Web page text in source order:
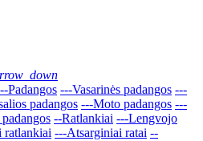
--Padangos ---Vasarinės padangos ---
padangos ---Moto padangos ---
--Ratlankiai ---Lengvojo
ratlankiai ---Atsarginiai ratai --